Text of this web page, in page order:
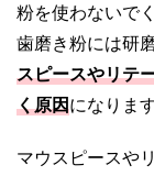
粉を使わないで
歯磨き粉には研
スピースやリテ
く原因になります
マウスピースや